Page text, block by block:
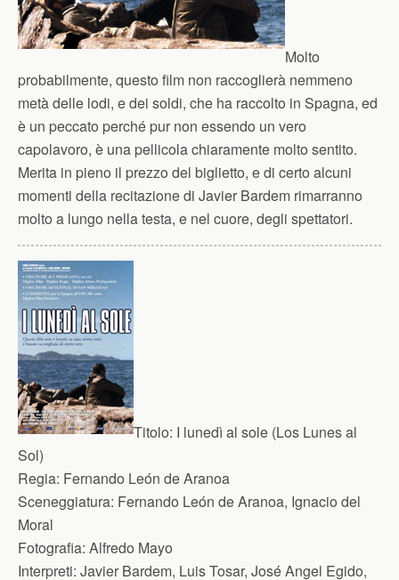
Molto
probabilmente, questo film non raccoglierà nemmeno
metà delle lodi, e dei soldi, che ha raccolto in Spagna, ed
è un peccato perché pur non essendo un vero
capolavoro, è una pellicola chiaramente molto sentito.
Merita in pieno il prezzo del biglietto, e di certo alcuni
momenti della recitazione di Javier Bardem rimarranno
molto a lungo nella testa, e nel cuore, degli spettatori.
Titolo: I lunedì al sole (Los Lunes al
Sol)
Regia: Fernando León de Aranoa
Sceneggiatura: Fernando León de Aranoa, Ignacio del
Moral
Fotografia: Alfredo Mayo
Interpreti: Javier Bardem, Luis Tosar, José Angel Egido,